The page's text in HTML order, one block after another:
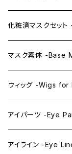
KAWAII
プレミアムマスク
プレミアムウィッ
プレミアムレンズ
化粧済マスクセッ
KAWAII EX series
KAWAII series
IDOL series
PRINCESS series
マスク素体 -Base
アニメマスク -
ドールマスク -Doll
ウィッグ -Wigs for
ロング -Long-
ミドル -Middle-
アイパーツ -Eye
レンズアイ -Lens
アイライン -Eye